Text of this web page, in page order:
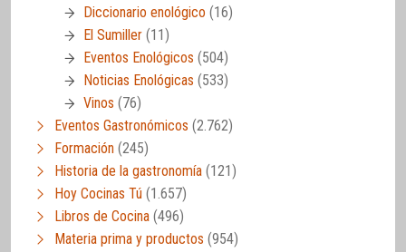
Diccionario enológico (16)
El Sumiller (11)
Eventos Enológicos (504)
Noticias Enológicas (533)
Vinos (76)
Eventos Gastronómicos (2.762)
Formación (245)
Historia de la gastronomía (121)
Hoy Cocinas Tú (1.657)
Libros de Cocina (496)
Materia prima y productos (954)